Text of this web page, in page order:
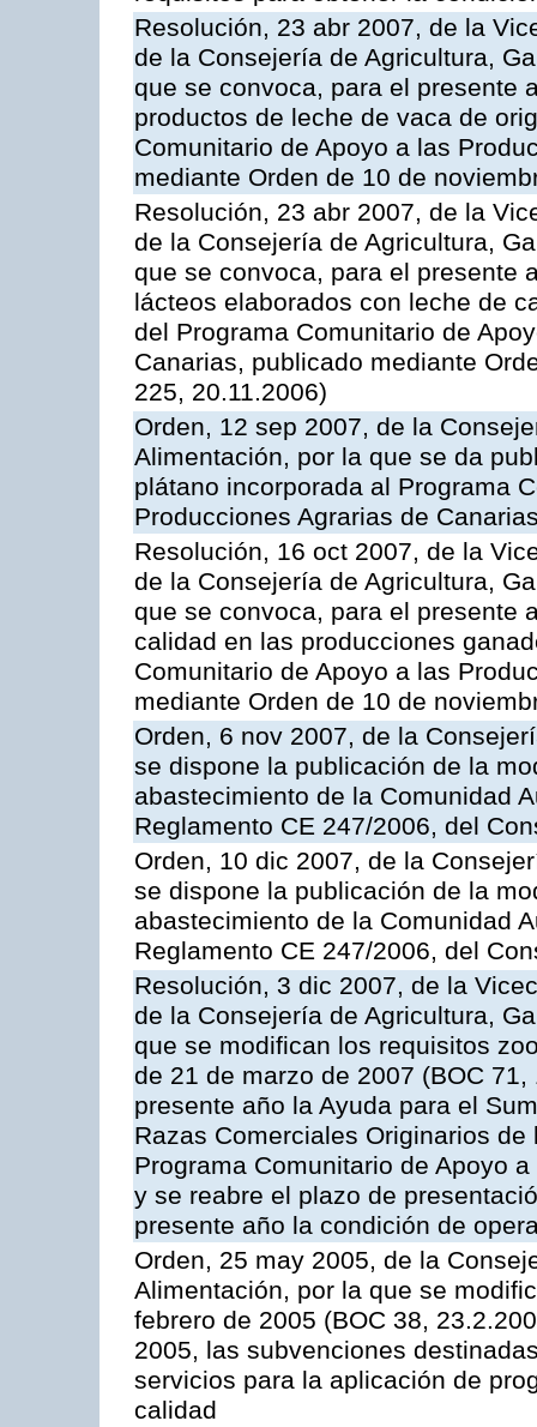
Resolución, 23 abr 2007, de la
de la Consejería de Agricultura,
que se convoca, para el presente
productos de leche de vaca de
Comunitario de Apoyo a las
mediante Orden de 10 de
Resolución, 23 abr 2007, de la
de la Consejería de Agricultura,
que se convoca, para el presente
lácteos elaborados con leche de
del Programa Comunitario de
Canarias, publicado mediante
225, 20.11.2006)
Orden, 12 sep 2007, de la
Alimentación, por la que se da
plátano incorporada al Programa
Producciones Agrarias de
Resolución, 16 oct 2007, de la
de la Consejería de Agricultura,
que se convoca, para el presente
calidad en las producciones
Comunitario de Apoyo a las
mediante Orden de 10 de
Orden, 6 nov 2007, de la
se dispone la publicación de la
abastecimiento de la Comunidad
Reglamento CE 247/2006, del
Orden, 10 dic 2007, de la
se dispone la publicación de la
abastecimiento de la Comunidad
Reglamento CE 247/2006, del
Resolución, 3 dic 2007, de la
de la Consejería de Agricultura,
que se modifican los requisitos
de 21 de marzo de 2007 (BOC
presente año la Ayuda para el
Razas Comerciales Originarios
Programa Comunitario de Apoyo
y se reabre el plazo de
presente año la condición de
Orden, 25 may 2005, de la
Alimentación, por la que se
febrero de 2005 (BOC 38,
2005, las subvenciones
servicios para la aplicación de
calidad